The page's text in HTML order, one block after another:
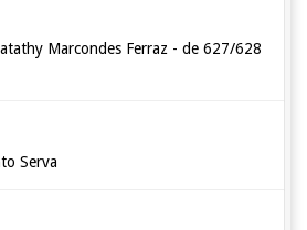
Marcondes Ferraz - de 627/628
Serva